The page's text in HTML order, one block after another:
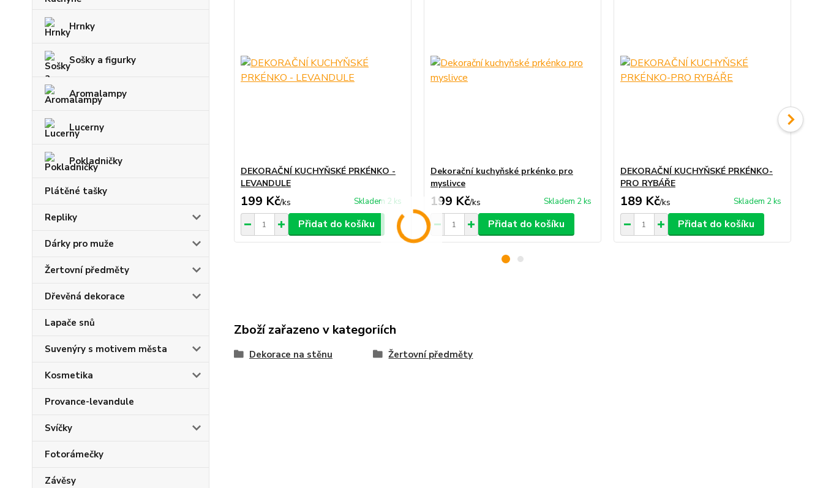
Hrnky
Sošky a figurky
Aromalampy
Lucerny
Pokladničky
Plátěné tašky
Repliky
Dárky pro muže
Žertovní předměty
Dřevěná dekorace
Lapače snů
Suvenýry s motivem města
Kosmetika
Provance-levandule
Svíčky
Fotorámečky
Závěsy
DEKORAČNÍ KUCHYŇSKÉ PRKÉNKO -
LEVANDULE
199 Kč/ks Skladem 2 ks
Přidat do košíku
Dekorační kuchyňské prkénko pro
myslivce
199 Kč/ks Skladem 2 ks
Přidat do košíku
DEKORAČNÍ KUCHYŇSKÉ PRKÉNKO-
PRO RYBÁŘE
189 Kč/ks Skladem 2 ks
Přidat do košíku
Zboží zařazeno v kategoriích
Dekorace na stěnu Žertovní předměty